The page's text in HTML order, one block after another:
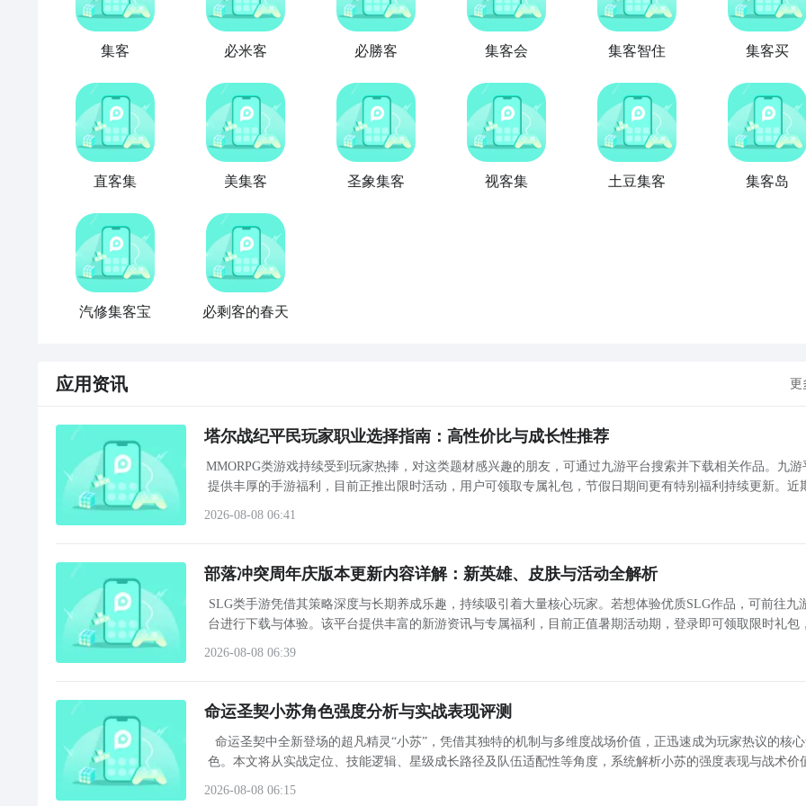
集客 必米客 必勝客 集客会 集客智住 集客买
直客集 美集客 圣象集客 视客集 土豆集客 集客岛
汽修集客宝 必剩客的春天
应用资讯 更
塔尔战纪平民玩家职业选择指南：高性价比与成长性推荐
MMORPG类游戏持续受到玩家热捧，对这类题材感兴趣的朋友，可通过九游平台搜索并下载相关作品。九游
提供丰厚的手游福利，目前正推出限时活动，用户可领取专属礼包，节假日期间更有特别福利持续更新。近
2026-08-08 06:41
部落冲突周年庆版本更新内容详解：新英雄、皮肤与活动全解析
SLG类手游凭借其策略深度与长期养成乐趣，持续吸引着大量核心玩家。若想体验优质SLG作品，可前往九
台进行下载与体验。该平台提供丰富的新游资讯与专属福利，目前正值暑期活动期，登录即可领取限时礼包
2026-08-08 06:39
命运圣契小苏角色强度分析与实战表现评测
命运圣契中全新登场的超凡精灵“小苏”，凭借其独特的机制与多维度战场价值，正迅速成为玩家热议的核
色。本文将从实战定位、技能逻辑、星级成长路径及队伍适配性等角度，系统解析小苏的强度表现与战术价
2026-08-08 06:15